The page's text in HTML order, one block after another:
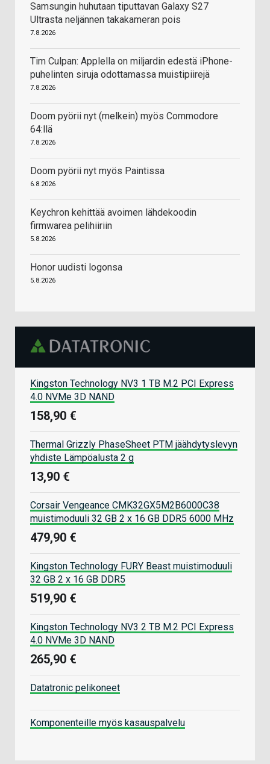
Samsungin huhutaan tiputtavan Galaxy S27
Ultrasta neljännen takakameran pois
7.8.2026
Tim Culpan: Applella on miljardin edestä iPhone-
puhelinten siruja odottamassa muistipiirejä
7.8.2026
Doom pyörii nyt (melkein) myös Commodore
64:llä
7.8.2026
Doom pyörii nyt myös Paintissa
6.8.2026
Keychron kehittää avoimen lähdekoodin
firmwarea pelihiiriin
5.8.2026
Honor uudisti logonsa
5.8.2026
Kingston Technology NV3 1 TB M.2 PCI Express
4.0 NVMe 3D NAND
158,90 €
Thermal Grizzly PhaseSheet PTM jäähdytyslevyn
yhdiste Lämpöalusta 2 g
13,90 €
Corsair Vengeance CMK32GX5M2B6000C38
muistimoduuli 32 GB 2 x 16 GB DDR5 6000 MHz
479,90 €
Kingston Technology FURY Beast muistimoduuli
32 GB 2 x 16 GB DDR5
519,90 €
Kingston Technology NV3 2 TB M.2 PCI Express
4.0 NVMe 3D NAND
265,90 €
Datatronic pelikoneet
Komponenteille myös kasauspalvelu